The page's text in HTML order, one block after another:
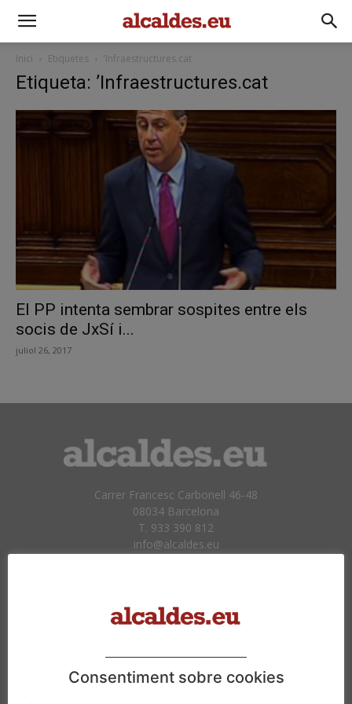
Inici Etiquetes ’Infraestructures.cat
Etiqueta: ’Infraestructures.cat
El PP intenta sembrar sospites entre els
socis de JxSí i...
juliol 26, 2017
Carrer Francesc Carbonell 46-48
08034 Barcelona
T. 933 390 812
info@alcaldes.eu
Amb la col·laboració de:
Consentiment sobre cookies